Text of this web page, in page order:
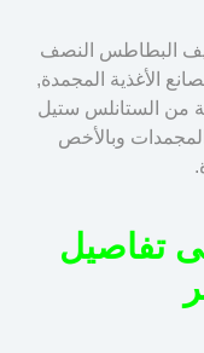
البطاطس النصف
الأغذية المجمدة,
من الستانلس ستيل
وبالأخص
تفاصيل